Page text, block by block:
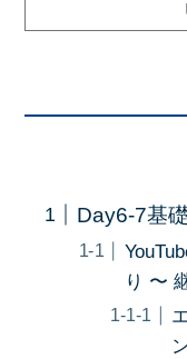
Day6-7基
り 〜